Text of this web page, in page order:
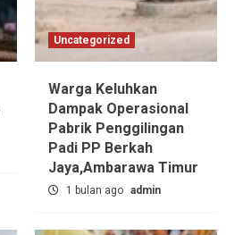
Uncategorized
Warga Keluhkan
Dampak Operasional
Pabrik Penggilingan
Padi PP Berkah
Jaya,‎Ambarawa Timur
1 bulan ago admin